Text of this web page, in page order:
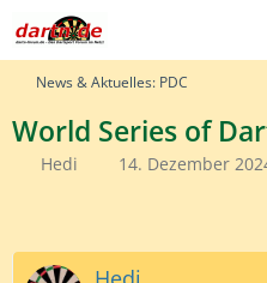
News & Aktuelles: PDC
World Series of
Hedi 14. Dezember